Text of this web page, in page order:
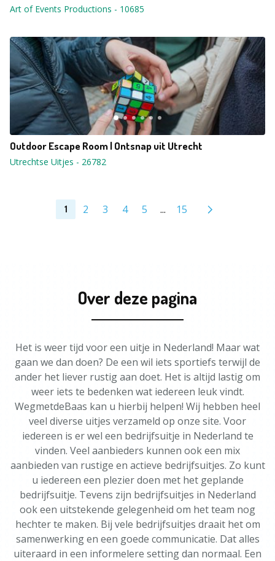
Art of Events Productions - 10685
Outdoor Escape Room | Ontsnap uit Utrecht
Utrechtse Uitjes - 26782
1 2 3 4 5 ... 15
Over deze pagina
Het is weer tijd voor een uitje in Nederland! Maar wat
gaan we dan doen? De een wil iets sportiefs terwijl de
ander het liever rustig aan doet. Het is altijd lastig om
weer iets te bedenken wat iedereen leuk vindt.
WegmetdeBaas kan u hierbij helpen! Wij hebben heel
veel diverse uitjes verzameld op onze site. Voor
iedereen is er wel een bedrijfsuitje in Nederland te
vinden. Veel aanbieders kunnen ook een mix
aanbieden van rustige en actieve bedrijfsuitjes. Zo kunt
u iedereen een plezier doen met het geplande
bedrijfsuitje. Tevens zijn bedrijfsuitjes in Nederland
ook een uitstekende gelegenheid om het team nog
hechter te maken. Bij vele bedrijfsuitjes draait het om
samenwerking en een goede communicatie. Dat alles
uiteraard in een informelere setting dan normaal. Een